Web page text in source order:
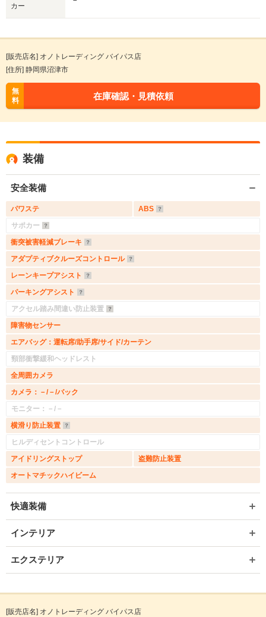
カー
[販売店名] オノトレーディング バイパス店
[住所] 静岡県沼津市
無
料
在庫確認・見積依頼
装備
安全装備
パワステ
ABS
サポカー
衝突被害軽減ブレーキ
アダプティブクルーズコントロール
レーンキープアシスト
パーキングアシスト
アクセル踏み間違い防止装置
障害物センサー
エアバッグ：運転席/助手席/サイド/カーテン
頸部衝撃緩和ヘッドレスト
全周囲カメラ
カメラ：－/－/バック
モニター：－/－
横滑り防止装置
ヒルディセントコントロール
アイドリングストップ
盗難防止装置
オートマチックハイビーム
快適装備
インテリア
エクステリア
[販売店名] オノトレーディング バイパス店